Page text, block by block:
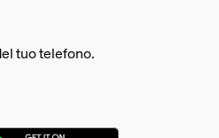
tuo telefono.